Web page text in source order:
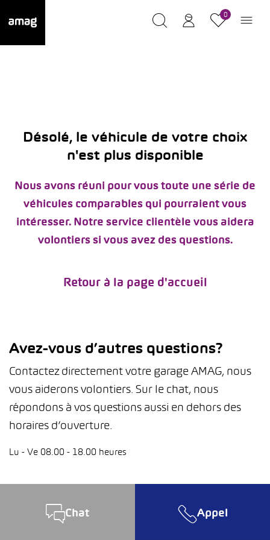
0
Désolé, le véhicule de votre choix
n'est plus disponible
Nous avons réuni pour vous toute une série de
véhicules comparables qui pourraient vous
intéresser. Notre service clientèle vous aidera
volontiers si vous avez des questions.
Retour à la page d'accueil
Avez-vous d’autres questions?
Contactez directement votre garage AMAG, nous
vous aiderons volontiers. Sur le chat, nous
répondons à vos questions aussi en dehors des
horaires d’ouverture.
Lu - Ve 08.00 - 18.00 heures
Chat Appel